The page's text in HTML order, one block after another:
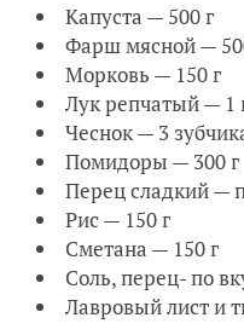
Капуста — 500 г
Фарш мясной —
Морковь — 150 г
Лук репчатый — 1
Чеснок — 3
Помидоры — 300 г
Перец сладкий —
Рис — 150 г
Сметана — 150 г
Соль, перец- по
Лавровый лист и